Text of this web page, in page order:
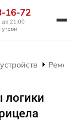
16-72
до 21:00
утром